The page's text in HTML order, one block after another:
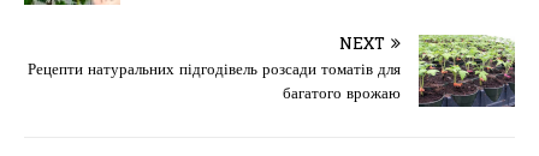
b
o
o
d
o
n
ис
я
NEXT
Рецепти натуральних підгодівель розсади томатів для
багатого врожаю